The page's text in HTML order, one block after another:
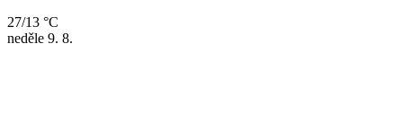
27/13 °C
neděle 9. 8.